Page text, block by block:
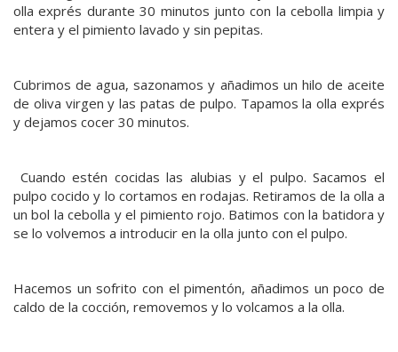
olla exprés durante 30 minutos junto con la cebolla limpia y
entera y el pimiento lavado y sin pepitas.
Cubrimos de agua, sazonamos y añadimos un hilo de aceite
de oliva virgen y las patas de pulpo. Tapamos la olla exprés
y dejamos cocer 30 minutos.
Cuando estén cocidas las alubias y el pulpo. Sacamos el
pulpo cocido y lo cortamos en rodajas. Retiramos de la olla a
un bol la cebolla y el pimiento rojo. Batimos con la batidora y
se lo volvemos a introducir en la olla junto con el pulpo.
Hacemos un sofrito con el pimentón, añadimos un poco de
caldo de la cocción, removemos y lo volcamos a la olla.